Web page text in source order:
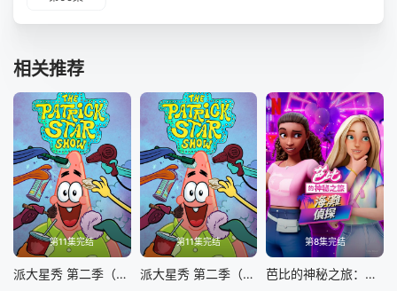
相关推荐
第11集完结
派大星秀 第二季（英文版）
第11集完结
派大星秀 第二季（国语版）
第8集完结
芭比的神秘之旅：海滩探案集英文版